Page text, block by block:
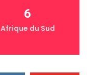
6
Afrique du Sud